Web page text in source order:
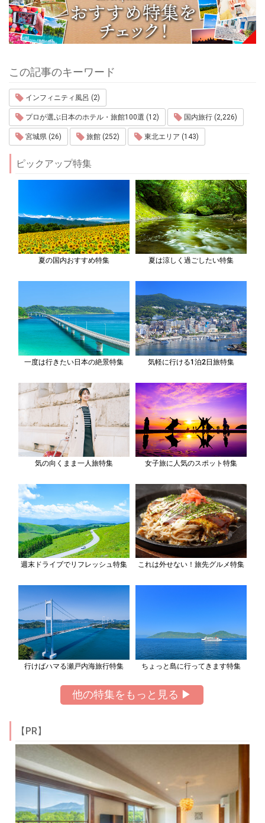
この記事のキーワード
インフィニティ風呂 (2)
プロが選ぶ日本のホテル・旅館100選 (12) 国内旅行 (2,226)
宮城県 (26) 旅館 (252) 東北エリア (143)
ピックアップ特集
夏の国内おすすめ特集 夏は涼しく過ごしたい特集
一度は行きたい日本の絶景特集 気軽に行ける1泊2日旅特集
気の向くまま一人旅特集 女子旅に人気のスポット特集
週末ドライブでリフレッシュ特集 これは外せない！旅先グルメ特集
行けばハマる瀬戸内海旅行特集 ちょっと島に行ってきます特集
他の特集をもっと見る ▶
【PR】